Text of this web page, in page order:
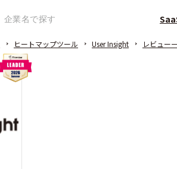
ヒートマップツール User Insight レビュー